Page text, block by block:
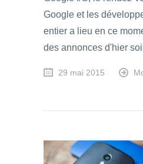
Google et les
entier a lieu en ce
des annonces d'hier
29 mai 2015